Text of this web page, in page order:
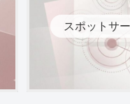
スポットサ